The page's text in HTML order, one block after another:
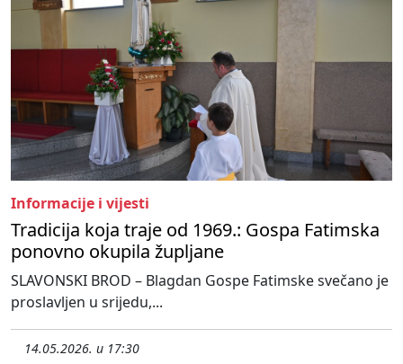
Informacije i vijesti
Tradicija koja traje od 1969.: Gospa Fatimska
ponovno okupila župljane
SLAVONSKI BROD – Blagdan Gospe Fatimske svečano je
proslavljen u srijedu,...
14.05.2026. u 17:30